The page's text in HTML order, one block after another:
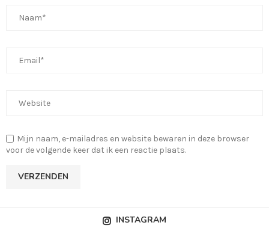
Mijn naam, e-mailadres en website bewaren in deze browser
voor de volgende keer dat ik een reactie plaats.
INSTAGRAM